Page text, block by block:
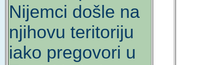
Nijemci došle na
njihovu teritoriju
iako pregovori u